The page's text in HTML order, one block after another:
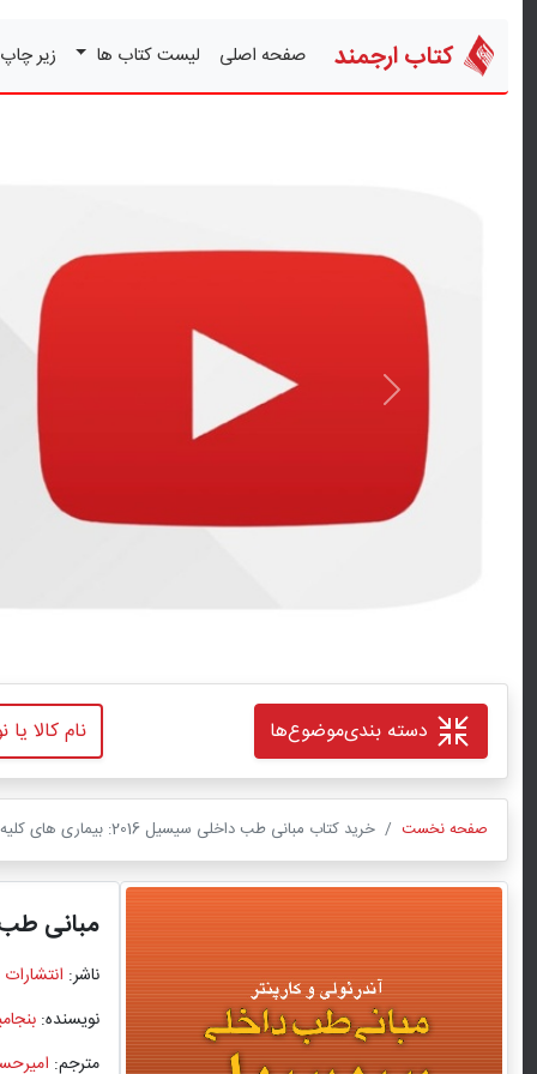
کتاب ارجمند صفحه اصلی لیست کتاب ها زیر چاپ
قبلی
دسته بندیموضوع‌ها
صفحه نخست خرید کتاب مبانی طب داخلی سیسیل 2016: بیماری های کلیه اثر بنجامین با ترجمه امیرحسین عبدالعلیزاده صالح با تخفیف ویژه
مبانی طب داخلی
ناشر:
نویسنده:
مترجم: